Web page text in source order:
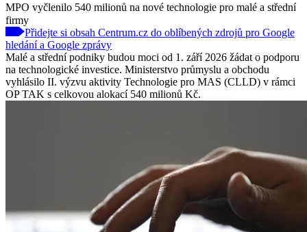
MPO vyčlenilo 540 milionů na nové technologie pro malé a střední
firmy
Přidejte si obsah Centrum.cz do oblíbených zdrojů pro Google
hledání a Google zprávy
Malé a střední podniky budou moci od 1. září 2026 žádat o podporu
na technologické investice. Ministerstvo průmyslu a obchodu
vyhlásilo II. výzvu aktivity Technologie pro MAS (CLLD) v rámci
OP TAK s celkovou alokací 540 milionů Kč.